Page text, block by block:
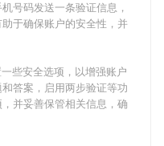
号码发送一条验证信息，
于确保账户的安全性，并
些安全选项，以增强账户
答案，启用两步验证等功
并妥善保管相关信息，确